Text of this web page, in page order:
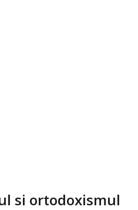
si ortodoxismul